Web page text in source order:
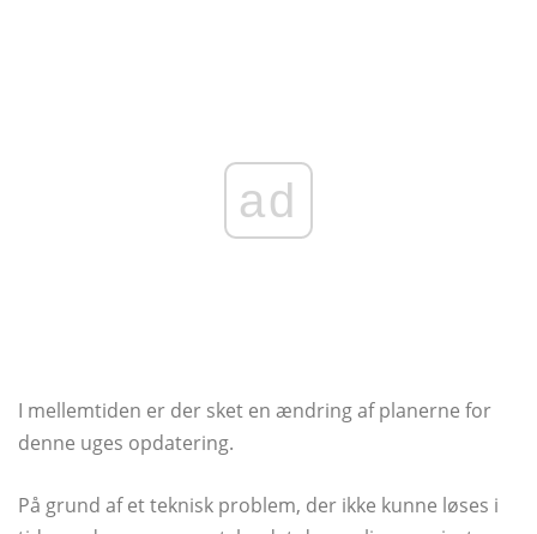
ad
I mellemtiden er der sket en ændring af planerne for
denne uges opdatering.
På grund af et teknisk problem, der ikke kunne løses i